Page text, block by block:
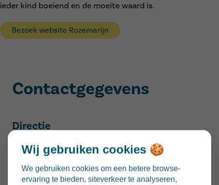
ieder kind boeiend en de moeite waard is.
Bezoek website Rozemarijn
Contactgegevens
Directie
Tine Beke
Adres
Wij gebruiken cookies 🍪
We gebruiken cookies om een betere browse-
ervaring te bieden, siteverkeer te analyseren,